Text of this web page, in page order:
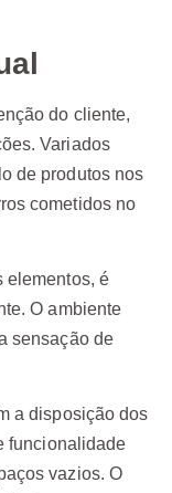
do cliente,
Variados
de produtos nos
cometidos no
elementos, é
O ambiente
sensação de
a disposição dos
funcionalidade
vazios. O